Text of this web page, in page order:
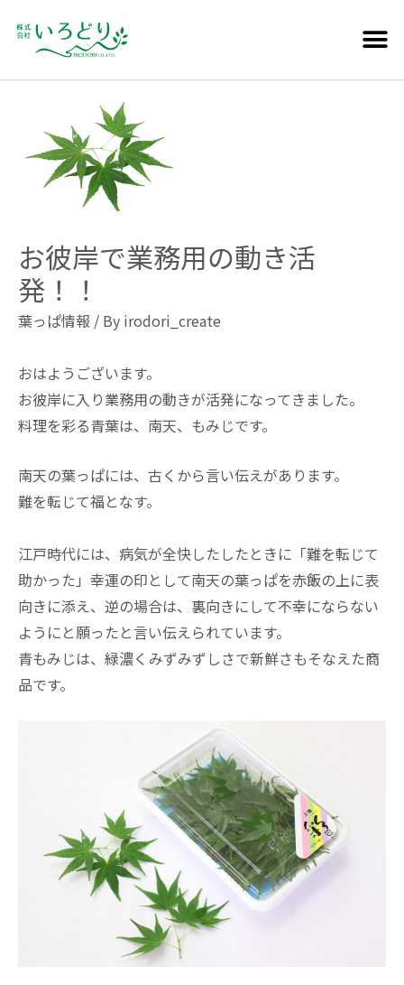
お彼岸で業務用の動き活
発！！
葉っぱ情報 / By irodori_create
おはようございます。
お彼岸に入り業務用の動きが活発になってきました。
料理を彩る青葉は、南天、もみじです。
南天の葉っぱには、古くから言い伝えがあります。
難を転じて福となす。
江戸時代には、病気が全快したしたときに「難を転じて
助かった」幸運の印として南天の葉っぱを赤飯の上に表
向きに添え、逆の場合は、裏向きにして不幸にならない
ようにと願ったと言い伝えられています。
青もみじは、緑濃くみずみずしさで新鮮さもそなえた商
品です。